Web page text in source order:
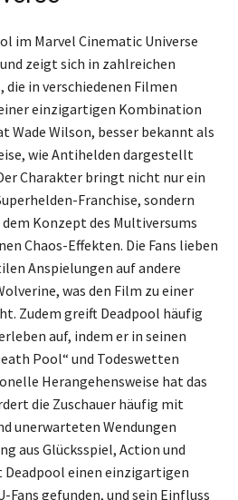
im Marvel Cinematic Universe
zeigt sich in zahlreichen
die in verschiedenen Filmen
einzigartigen Kombination
Wade Wilson, besser bekannt als
wie Antihelden dargestellt
Charakter bringt nicht nur ein
Franchise, sondern
Konzept des Multiversums
Chaos-Effekten. Die Fans lieben
Anspielungen auf andere
was den Film zu einer
Zudem greift Deadpool häufig
auf, indem er in seinen
Pool“ und Todeswetten
Herangehensweise hat das
die Zuschauer häufig mit
unerwarteten Wendungen
aus Glücksspiel, Action und
Deadpool einen einzigartigen
Fans gefunden, und sein Einfluss